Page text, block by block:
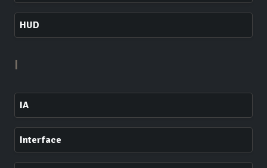
HUD
I
IA
Interface